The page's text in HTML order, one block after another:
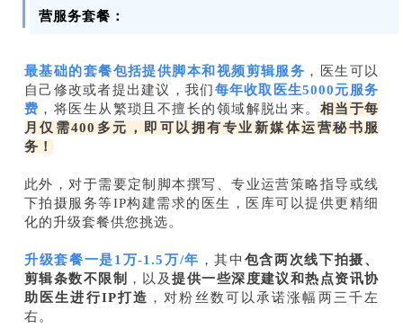
营服务套餐：
最基础的套餐包括提供脚本和视频剪辑服务 ，医生可以
自己修改或者提出建议，我们每年收取医生5000元服务
费 ，将医生从繁琐且不擅长的领域解脱出来。 相当于每
月仅需400多元，即可以拥有专业新媒体运营秘书服
务！
此外，对于需要定制脚本撰写、专业运营策略指导或线
下拍摄服务等IP构建需求的医生，医库可以提供更精细
化的升级套餐供您挑选。
升级套餐一是1万-1.5万/年 ，其中 包含两次线下拍摄、
剪辑条数不限制
，以及提供一些深度建议和热点资讯协
助医生进行IP打造 ，对粉丝数可以承诺涨幅两三千左
右。